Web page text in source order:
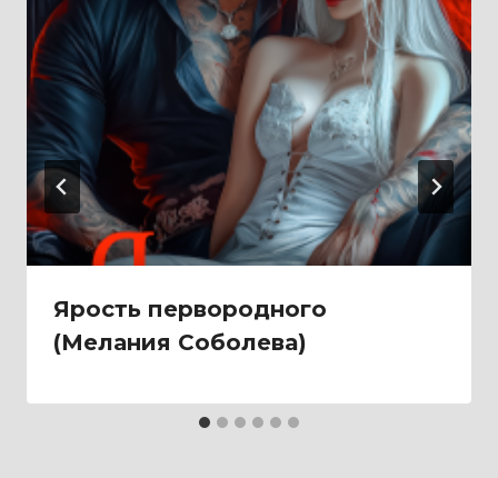
Ярость первородного
(Мелания Соболева)